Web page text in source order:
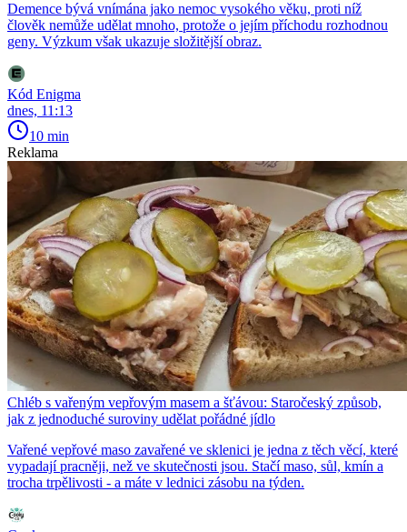
Demence bývá vnímána jako nemoc vysokého věku, proti níž
člověk nemůže udělat mnoho, protože o jejím příchodu rozhodnou
geny. Výzkum však ukazuje složitější obraz.
Kód Enigma
dnes, 11:13
10 min
Reklama
Chléb s vařeným vepřovým masem a šťávou: Staročeský způsob,
jak z jednoduché suroviny udělat pořádné jídlo
Vařené vepřové maso zavařené ve sklenici je jedna z těch věcí, které
vypadají pracněji, než ve skutečnosti jsou. Stačí maso, sůl, kmín a
trocha trpělivosti - a máte v lednici zásobu na týden.